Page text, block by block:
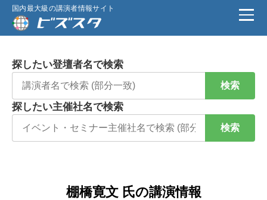
国内最大級の講演者情報サイト
探したい登壇者名で検索
検索
探したい主催社名で検索
検索
棚橋寛文 氏の講演情報